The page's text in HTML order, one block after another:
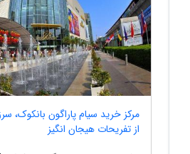
مرکز خرید سیام پاراگون بانکوک،
از تفریحات هیجان انگیز